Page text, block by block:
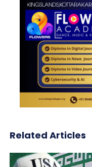
Related Articles